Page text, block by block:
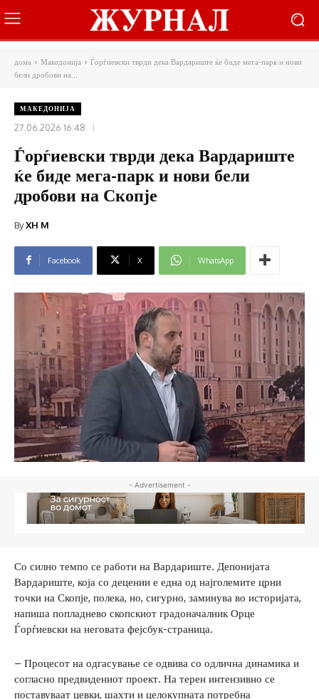
дома Македонија
Ѓорѓиевски тврди дека Вардариште ќе биде мега-парк и нови
бели дробови на...
МАКЕДОНИЈА
27.06.2026 16:48
Ѓорѓиевски тврди дека Вардариште
ќе биде мега-парк и нови бели
дробови на Скопје
ByXH M
Facebook X WhatsApp
- Advertisement -
Со силно темпо се работи на Вардариште. Депонијата
Вардариште, која со децении е една од најголемите црни
точки на Скопје, полека, но, сигурно, заминува во историјата,
напиша попладнево скопскиот градоначалник Орце
Ѓорѓиевски на неговата фејсбук-страница.
– Процесот на одгасување се одвива со одлична динамика и
согласно предвидениот проект. На терен интензивно се
поставуваат цевки, шахти и целокупната потребна